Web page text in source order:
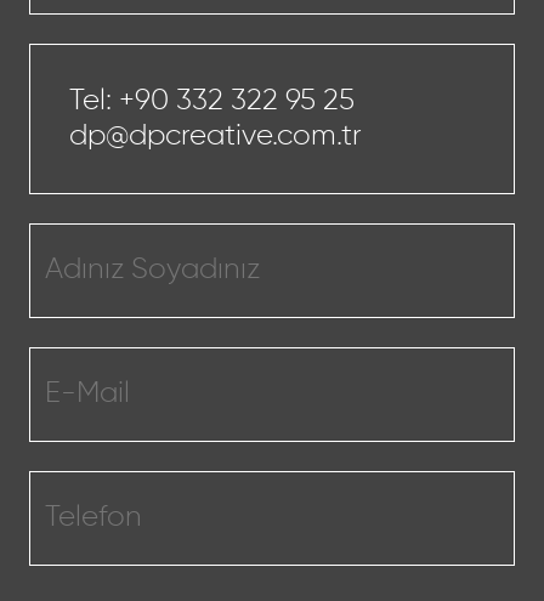
Tel: +90 332 322 95 25
dp@dpcreative.com.tr